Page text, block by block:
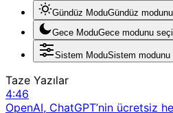
Gündüz ModuGündüz
Gece ModuGece modunu
Sistem ModuSistem modunu
Taze Yazılar
4:46
OpenAI, ChatGPT’nin ücretsiz